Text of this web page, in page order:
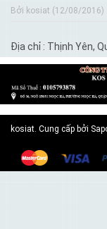
Bởi kosiat (12/08/2016)
Địa chỉ : Thịnh Yên,
kosiat. Cung cấp bởi